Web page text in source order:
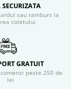
SECURIZATA
sau ramburs la
coletului
GRATUIT
peste 250 de
lei